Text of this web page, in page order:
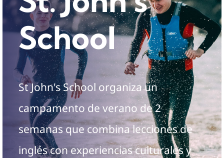
School
St John's School organiza un
campamento de verano de 2
semanas que combina lecciones de
inglés con experiencias culturales y